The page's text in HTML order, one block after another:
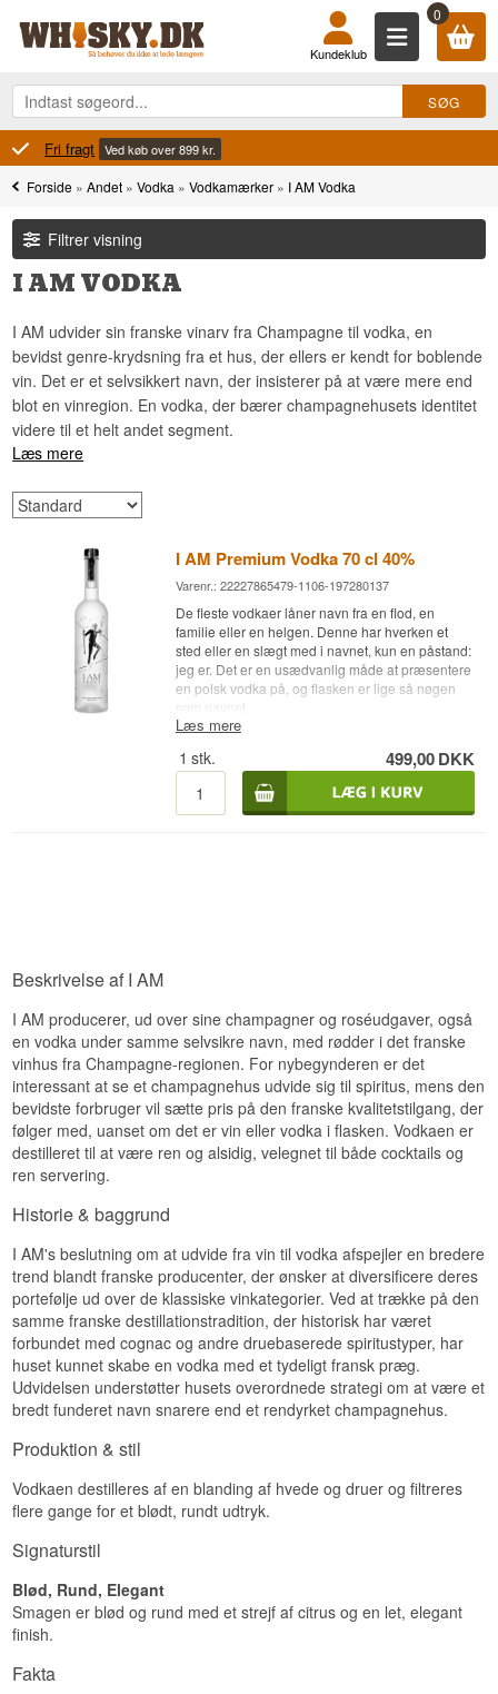
0
Kundeklub
Fri fragt Ved køb over 899 kr.
Forside »Andet »Vodka »Vodkamærker » I AM Vodka
Filtrer visning
I AM VODKA
I AM udvider sin franske vinarv fra Champagne til vodka, en
bevidst genre-krydsning fra et hus, der ellers er kendt for boblende
vin. Det er et selvsikkert navn, der insisterer på at være mere end
blot en vinregion. En vodka, der bærer champagnehusets identitet
videre til et helt andet segment.
Læs mere
I AM Premium Vodka 70 cl 40%
Varenr.: 22227865479-1106-197280137
De fleste vodkaer låner navn fra en flod, en
familie eller en helgen. Denne har hverken et
sted eller en slægt med i navnet, kun en påstand:
jeg er. Det er en usædvanlig måde at præsentere
en polsk vodka på, og flasken er lige så nøgen
som navnet.
I AM Premium Vodka er en Polsk Vodka på
vinterhvede og blødt vand, aftappet ved 40%.
Vandet er blødt, altså fattigt på kalk og
magnesium, og det er lige så vigtigt som kornet.
Hårdt vand efterlader en mineralsk, næsten
metallisk kant, som ikke kan filtreres væk igen.
Her er der hverken tilsat sukker eller farvestoffer,
og det er en oplysning med vægt: vodka må
faktisk godt sødes en smule, uden at det behøver
stå på etiketten.
shot eller som base, hvor den ikke skal gøre
andet end at bære drinken.
Smagsnoter
Næse
Meget ren og næsten uden aroma ved første
indånding. Giv den et øjeblik i glasset, så
kommer et lyst kornpræg og en anelse frisk grønt.
Blød og kølig med en let flødeagtig tekstur.
Hveden giver en diskret sødme i midten, og der
Kort og tør. Sødmen forsvinder hurtigt, og der
bliver en ren, næsten kølig fornemmelse tilbage.
Læs mere
1 stk. 499,00DKK
Beskrivelse af I AM
I AM producerer, ud over sine champagner og roséudgaver, også
en vodka under samme selvsikre navn, med rødder i det franske
vinhus fra Champagne-regionen. For nybegynderen er det
interessant at se et champagnehus udvide sig til spiritus, mens den
bevidste forbruger vil sætte pris på den franske kvalitetstilgang, der
følger med, uanset om det er vin eller vodka i flasken. Vodkaen er
destilleret til at være ren og alsidig, velegnet til både cocktails og
ren servering.
Historie & baggrund
I AM's beslutning om at udvide fra vin til vodka afspejler en bredere
trend blandt franske producenter, der ønsker at diversificere deres
portefølje ud over de klassiske vinkategorier. Ved at trække på den
samme franske destillationstradition, der historisk har været
forbundet med cognac og andre druebaserede spiritustyper, har
huset kunnet skabe en vodka med et tydeligt fransk præg.
Udvidelsen understøtter husets overordnede strategi om at være et
bredt funderet navn snarere end et rendyrket champagnehus.
Produktion & stil
Vodkaen destilleres af en blanding af hvede og druer og filtreres
flere gange for et blødt, rundt udtryk.
Signaturstil
Blød, Rund, Elegant
Smagen er blød og rund med et strejf af citrus og en let, elegant
finish.
Fakta